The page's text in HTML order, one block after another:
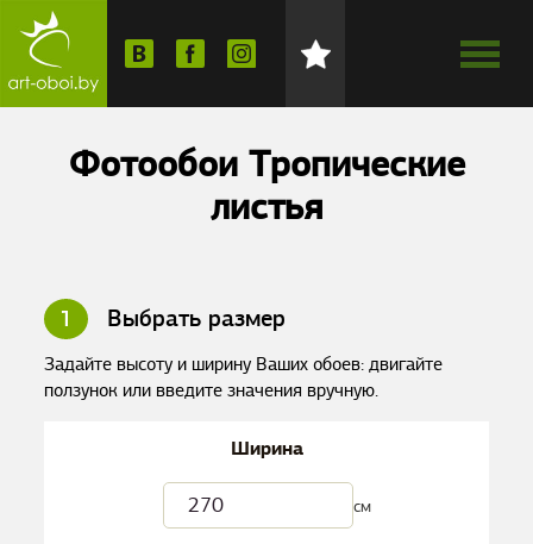
Фотообои Тропические
листья
1 Выбрать размер
Задайте высоту и ширину Ваших обоев: двигайте
ползунок или введите значения вручную.
Ширина
см